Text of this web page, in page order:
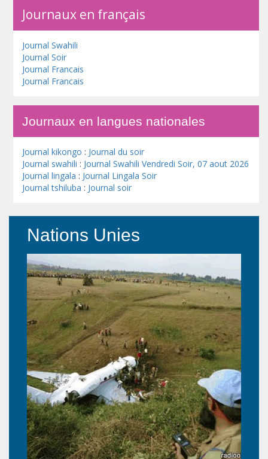
Journaux en français
Journal Swahili
Journal Soir
Journal Francais
Journal Francais
Journaux en langues nationales
Journal kikongo : Journal du soir
Journal swahili : Journal Swahili Vendredi Soir, 07 aout 2026
Journal lingala : Journal Lingala Soir
Journal tshiluba : Journal soir
Nations Unies